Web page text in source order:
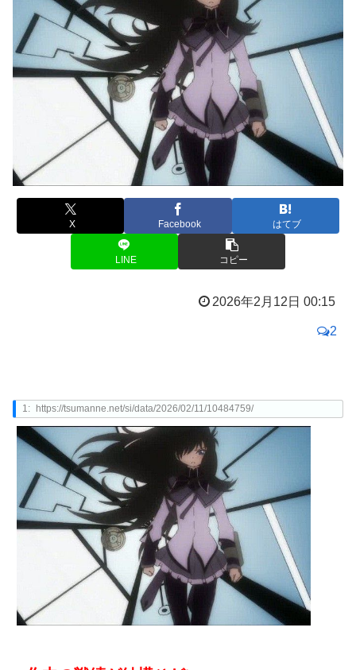
X Facebook はてブ
LINE コピー
2026年2月12日 00:15
2
1: https://tsumanne.net/si/data/2026/02/11/10484759/